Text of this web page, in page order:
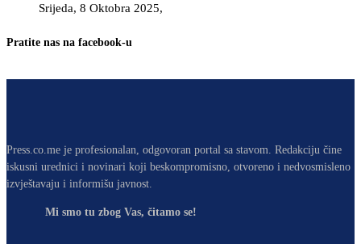
Srijeda, 8 Oktobra 2025,
Pratite nas na facebook-u
Press.co.me je profesionalan, odgovoran portal sa stavom. Redakciju čine
iskusni urednici i novinari koji beskompromisno, otvoreno i nedvosmisleno
izvještavaju i informišu javnost.
Mi smo tu zbog Vas, čitamo se!